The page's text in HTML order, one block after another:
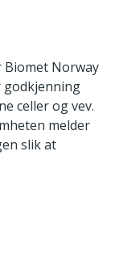
Biomet Norway
godkjenning
celler og vev.
melder
slik at